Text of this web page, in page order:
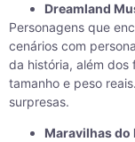
Dreamland
Personagens que
cenários com
da história, além
tamanho e peso
surpresas.
Maravilhas do